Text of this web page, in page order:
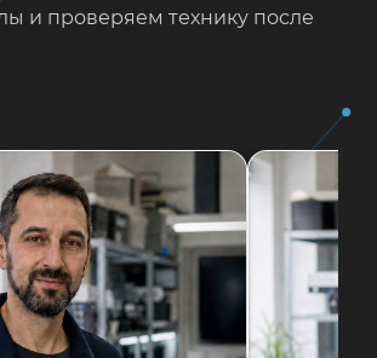
и проверяем технику после